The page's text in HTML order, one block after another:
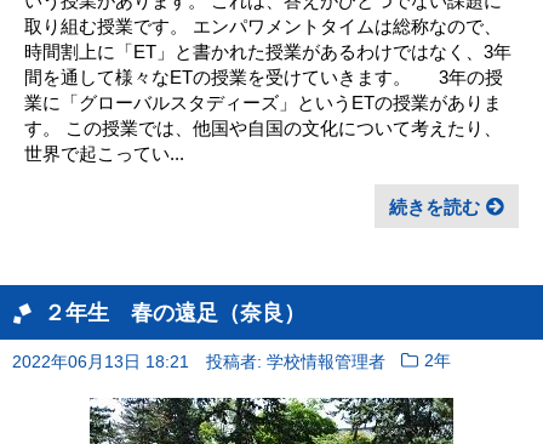
取り組む授業です。 エンパワメントタイムは総称なので、
時間割上に「ET」と書かれた授業があるわけではなく、3年
間を通して様々なETの授業を受けていきます。 3年の授
業に「グローバルスタディーズ」というETの授業がありま
す。 この授業では、他国や自国の文化について考えたり、
世界で起こってい...
続きを読む
２年生 春の遠足（奈良）
2022年06月13日 18:21 投稿者: 学校情報管理者 2年